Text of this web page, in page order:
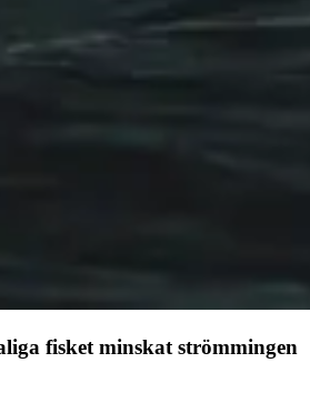
fisket minskat strömmingen